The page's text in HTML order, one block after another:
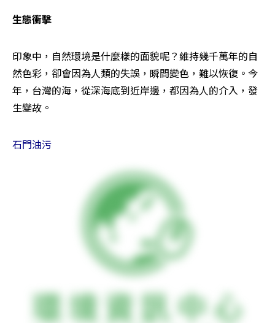
生態衝擊
印象中，自然環境是什麼樣的面貌呢？維持幾千萬年的自
然色彩，卻會因為人類的失誤，瞬間變色，難以恢復。今
年，台灣的海，從深海底到近岸邊，都因為人的介入，發
生變故。
石門油污